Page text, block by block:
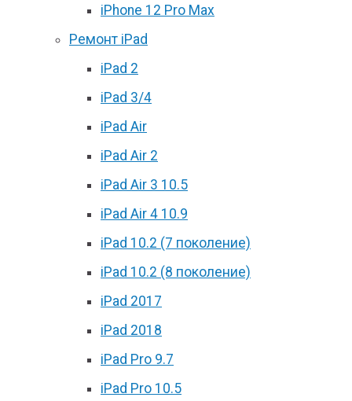
iPhone 12 Pro Max
Ремонт iPad
iPad 2
iPad 3/4
iPad Air
iPad Air 2
iPad Air 3 10.5
iPad Air 4 10.9
iPad 10.2 (7 поколение)
iPad 10.2 (8 поколение)
iPad 2017
iPad 2018
iPad Pro 9.7
iPad Pro 10.5